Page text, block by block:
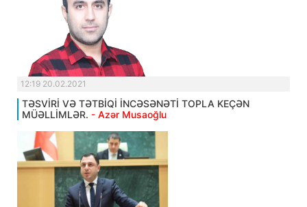
12:19 20.02.2021
TƏSVİRİ VƏ TƏTBİQİ İNCƏSƏNƏTİ TOPLA KEÇƏN
MÜƏLLİMLƏR. - Azər Musaoğlu